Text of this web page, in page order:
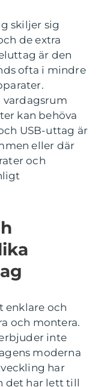
skiljer sig
de extra
är den
ofta i mindre
kan behöva
USB-uttag är
eller där
och
enklare och
och montera.
inte
moderna
har
det har lett till